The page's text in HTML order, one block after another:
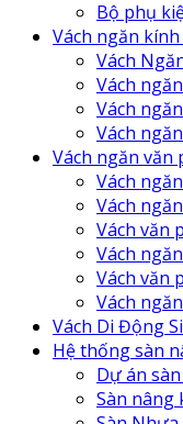
Bộ phụ
Vách ngăn
Vách
Vách
Vách
Vách
Vách ngăn văn
Vách
Vách
Vách văn
Vách
Vách văn
Vách
Vách Di Động
Hệ thống sàn
Dự án
Sàn nâng